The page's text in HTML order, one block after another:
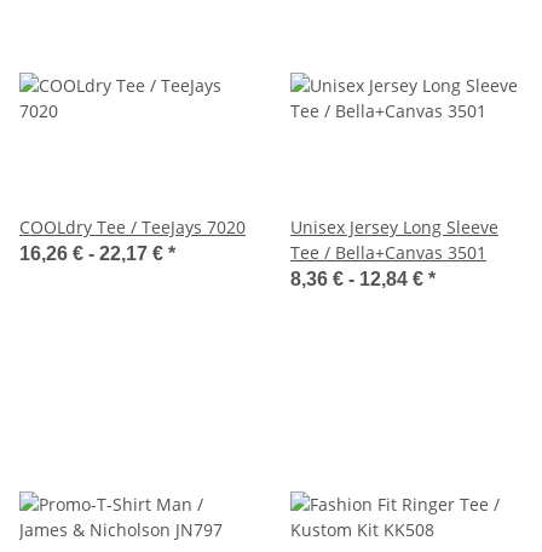
COOLdry Tee / TeeJays 7020
16,26 € - 22,17 € *
Unisex Jersey Long Sleeve
Tee / Bella+Canvas 3501
8,36 € - 12,84 € *